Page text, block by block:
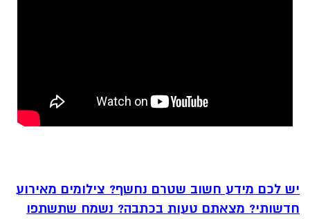
יש לכם מידע חשוב שטרם נחשף? צילומים מאירוע
חדשותי? מצאתם טעות בכתבה? נשמח שתשתפו